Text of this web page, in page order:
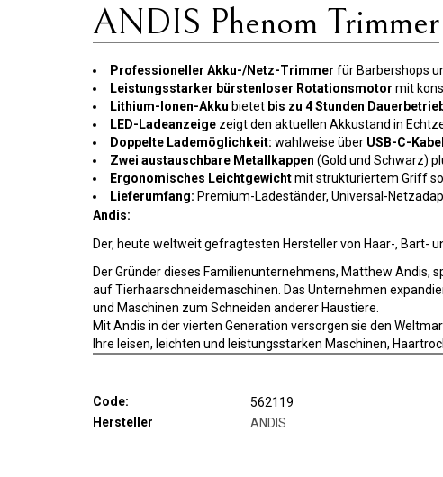
ANDIS Phenom Trimmer
Professioneller Akku-/Netz-Trimmer für Barbershops
Leistungsstarker bürstenloser Rotationsmotor mit
Lithium-Ionen-Akku bietet bis zu 4 Stunden
LED-Ladeanzeige zeigt den aktuellen Akkustand in
Doppelte Lademöglichkeit: wahlweise über USB-C-Kabel
Zwei austauschbare Metallkappen (Gold und Schwarz)
Ergonomisches Leichtgewichtmit strukturiertem Griff
Lieferumfang: Premium-Ladeständer, Universal-
Andis:
Der, heute weltweit gefragtesten Hersteller von Haar-, Bart-
Der Gründer dieses Familienunternehmens, Matthew Andis,
auf Tierhaarschneidemaschinen. Das Unternehmen
und Maschinen zum Schneiden anderer Haustiere.
Mit Andis in der vierten Generation versorgen sie den
Ihre leisen, leichten und leistungsstarken Maschinen,
Code:
562119
Hersteller
ANDIS